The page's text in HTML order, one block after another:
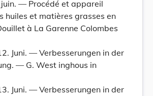
juin. — Procédé et appareil
huiles et matières grasses en
à La Garenne Colombes
Juni. — Verbesserungen in der
— G. West inghous in
Juni. — Verbesserungen in der